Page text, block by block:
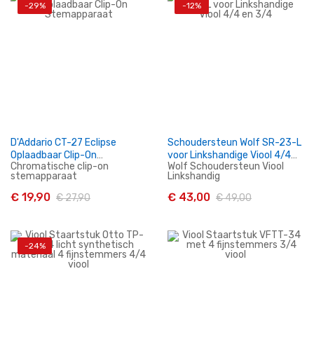
In Winkelwagen In Winkelwagen
-29%
In Winkelwagen
D'Addario CT-27 Eclipse
Oplaadbaar Clip-On
Stemapparaat
Chromatische clip-on
stemapparaat
€ 19,90 € 27,90
-12%
In Winkelwagen
Schoudersteun Wolf SR-23-L
voor Linkshandige Viool 4/4
en 3/4
Wolf Schoudersteun Viool
Linkshandig
€ 43,00 € 49,00
-24%